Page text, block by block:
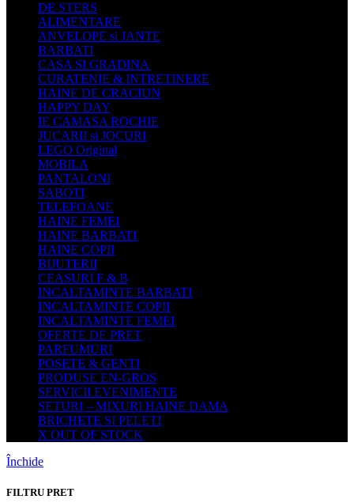
DE STERS
ALIMENTARE
ANVELOPE si JANTE
BARBATI
CASA SI GRADINA
CURATENIE & INTRETINERE
HAINE DE CRACIUN
HAPPY DAY
IE CAMASA ROCHIE
JUCARII si JOCURI
LEGO Original
MOBILA
PANTALONI
SABOTI
TELEFOANE
HAINE FEMEI
HAINE BARBATI
HAINE COPII
BIJUTERII
CEASURI F & B
INCALTAMINTE BARBATI
INCALTAMINTE COPII
INCALTAMINTE FEMEI
OFERTE DE PRET
PARFUMURI
POSETE & GENTI
PRODUSE EN-GROS
SERVICII EVENIMENTE
SETURI – MIXURI HAINE DAMA
BRICHETE SI PELETI
X OUT OF STOCK
Închide
FILTRU PRET